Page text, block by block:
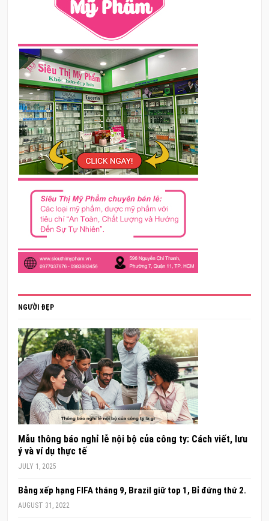
NGƯỜI ĐẸP
Mẫu thông báo nghỉ lễ nội bộ của công ty: Cách viết, lưu
ý và ví dụ thực tế
JULY 1, 2025
Bảng xếp hạng FIFA tháng 9, Brazil giữ top 1, Bỉ đứng thứ 2.
AUGUST 31, 2022